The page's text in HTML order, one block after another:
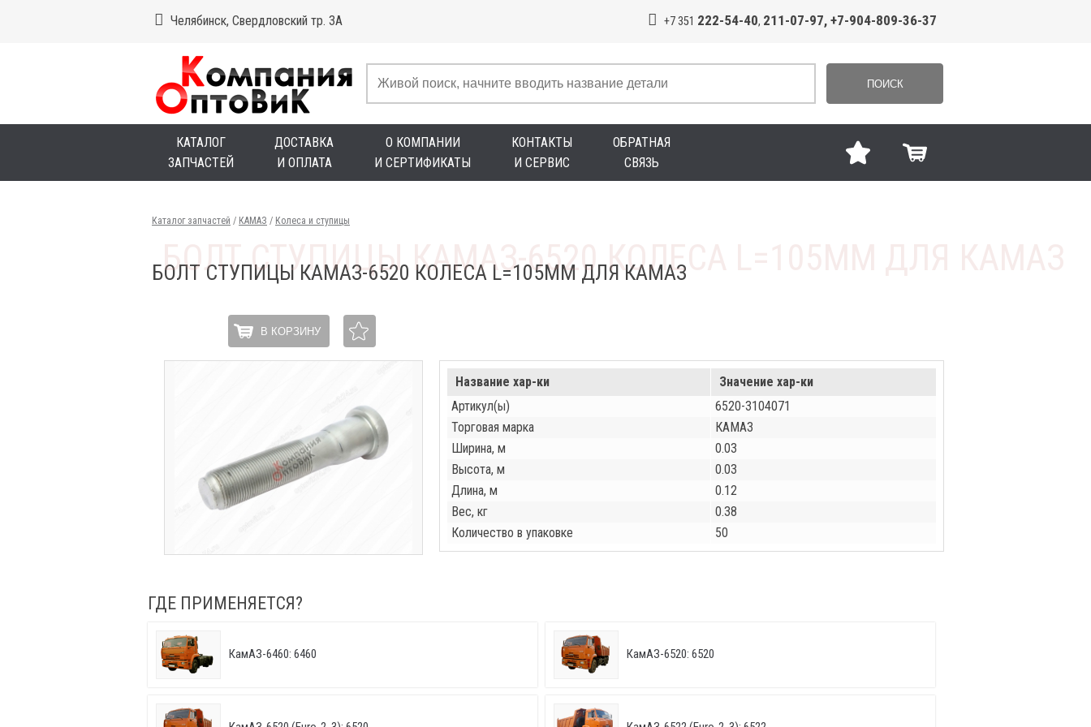
Челябинск, Свердловский тр. 3А +7 351 222-54-40, 211-07-97, +7-904-809-36-37
ПОИСК
КАТАЛОГ
ЗАПЧАСТЕЙ
ДОСТАВКА
И ОПЛАТА
О КОМПАНИИ
И СЕРТИФИКАТЫ
КОНТАКТЫ
И СЕРВИС
ОБРАТНАЯ
СВЯЗЬ
Каталог запчастей / КАМАЗ / Колеса и ступицы
БОЛТ СТУПИЦЫ КАМАЗ-6520 КОЛЕСА L=105ММ ДЛЯ КАМАЗ
В КОРЗИНУ
Название хар-ки
Значение хар-ки
Артикул(ы)
6520-3104071
Торговая марка
КАМАЗ
Ширина, м
0.03
Высота, м
0.03
Длина, м
0.12
Вес, кг
0.38
Количество в упаковке
50
ГДЕ ПРИМЕНЯЕТСЯ?
КамАЗ-6460: 6460 КамАЗ-6520: 6520